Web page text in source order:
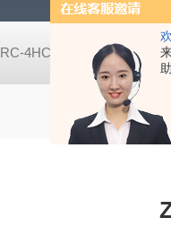
RC-4HC RC-4HA温湿度记